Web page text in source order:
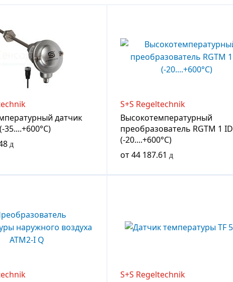
датчик
35....+600°C)
S+S Regeltechnik
Высокотемпературный
преобразователь RGTM 1 ID
(-20....+600°C)
от44 187.61
S+S Regeltechnik